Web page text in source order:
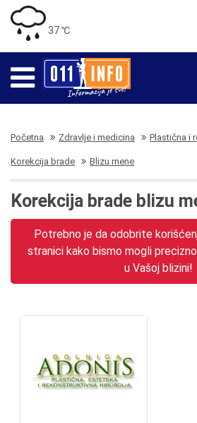
37 ℃
Početna Zdravlje i medicina Plastična i
Korekcija brade Blizu mene
Korekcija brade blizu
Potrebno je da odobrite
stranici kako bismo mogli
u Vašoj blizini!